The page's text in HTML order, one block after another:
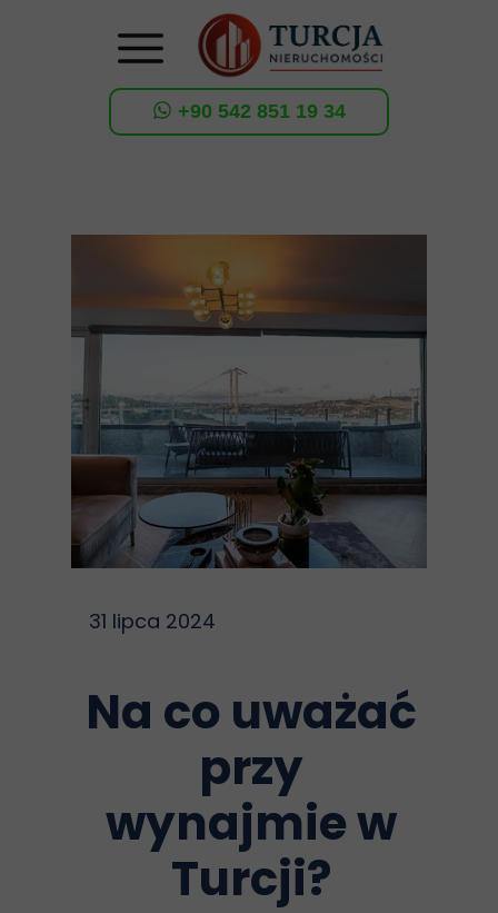
+90 542 851 19 34
31 lipca 2024
Na co uważać
przy
wynajmie w
Turcji?